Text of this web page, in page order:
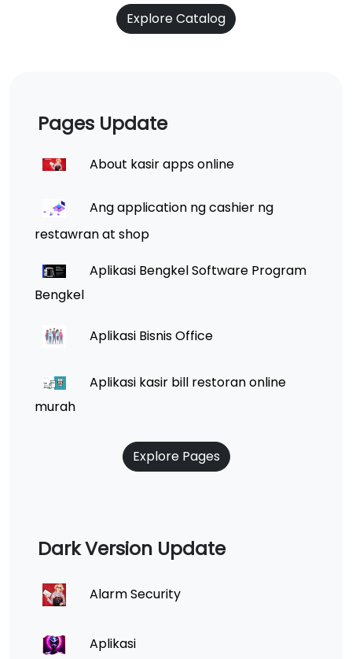
Explore Catalog
Pages Update
About kasir apps online
Ang application ng cashier ng
restawran at shop
Aplikasi Bengkel Software Program
Bengkel
Aplikasi Bisnis Office
Aplikasi kasir bill restoran online
murah
Explore Pages
Dark Version Update
Alarm Security
Aplikasi